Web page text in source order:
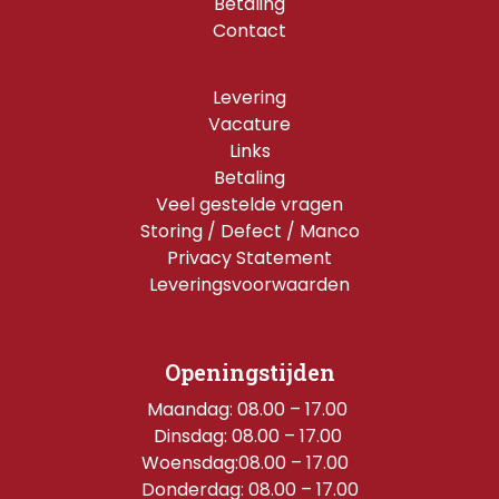
Contact
Levering
Vacature
Links
Betaling
Veel gestelde vragen
Storing / Defect / Manco
Privacy Statement
Leveringsvoorwaarden
Openingstijden
Maandag: 08.00 – 17.00
Dinsdag: 08.00 – 17.00
Woensdag:08.00 – 17.00
Donderdag: 08.00 – 17.00